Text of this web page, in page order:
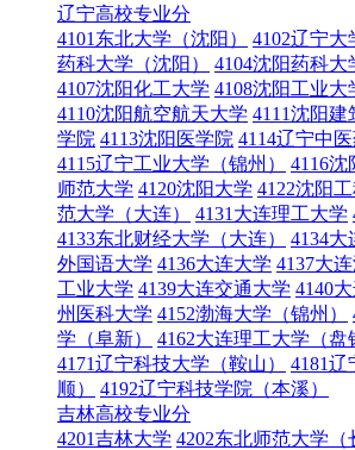
辽宁高校专业分
4101东北大学（沈阳）
4102辽宁大
药科大学（沈阳）
4104沈阳药科大
4107沈阳化工大学 4108沈阳工业大
4110沈阳航空航天大学 4111沈阳建
学院 4113沈阳医学院 4114辽宁中
4115辽宁工业大学（锦州）
4116沈
师范大学 4120沈阳大学 4122沈阳
范大学（大连）
4131大连理工大学
4133东北财经大学（大连）
4134大
外国语大学 4136大连大学 4137大
工业大学 4139大连交通大学 4140
州医科大学 4152渤海大学（锦州）
学（阜新）
4162大连理工大学（盘
4171辽宁科技大学（鞍山）
4181
顺）
4192辽宁科技学院（本溪）
吉林高校专业分
4201吉林大学 4202东北师范大学（